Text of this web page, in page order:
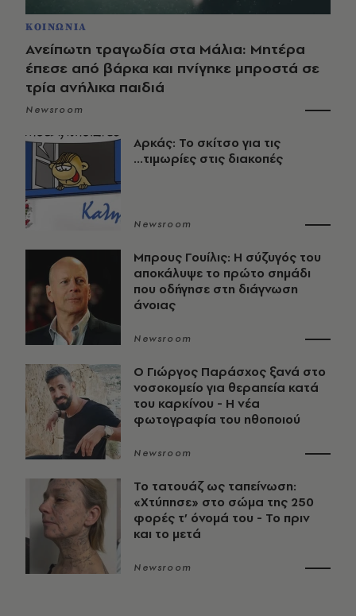
ΚΟΙΝΩΝΙΑ
Ανείπωτη τραγωδία στα Μάλια: Μητέρα
έπεσε από βάρκα και πνίγηκε μπροστά σε
τρία ανήλικα παιδιά
Newsroom
Αρκάς: Το σκίτσο για τις
...τιμωρίες στις διακοπές
Newsroom
Μπρους Γουίλις: Η σύζυγός του
αποκάλυψε το πρώτο σημάδι
που οδήγησε στη διάγνωση
άνοιας
Newsroom
O Γιώργος Παράσχος ξανά στο
νοσοκομείο για θεραπεία κατά
του καρκίνου - Η νέα
φωτογραφία του ηθοποιού
Newsroom
Το τατουάζ ως ταπείνωση:
«Χτύπησε» στο σώμα της 250
φορές τ’ όνομά του - Το πριν
και το μετά
Newsroom